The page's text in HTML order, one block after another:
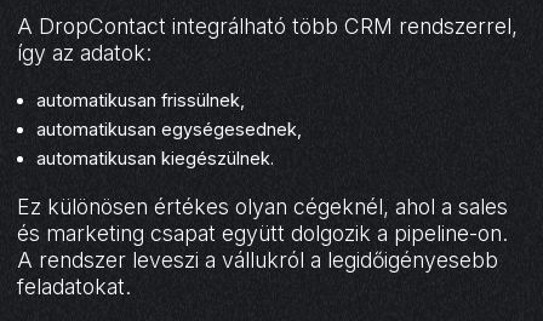
A DropContact integrálható több CRM rendszerrel,
így az adatok:
automatikusan frissülnek,
automatikusan egységesednek,
automatikusan kiegészülnek.
Ez különösen értékes olyan cégeknél, ahol a sales
és marketing csapat együtt dolgozik a pipeline-on.
A rendszer leveszi a vállukról a legidőigényesebb
feladatokat.